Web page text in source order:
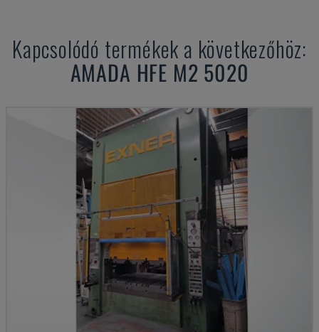
Kapcsolódó termékek a következőhöz:
AMADA HFE M2 5020